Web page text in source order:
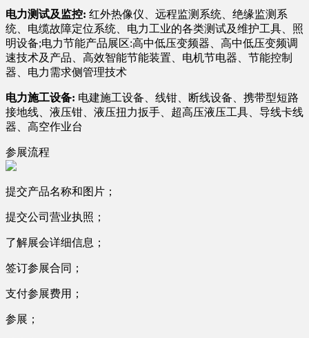
电力测试及监控: 红外热像仪、远程监测系统、绝缘监测系
统、电缆故障定位系统、电力工业的各类测试及维护工具、照
明设备;电力节能产品展区:高中低压变频器、高中低压变频调
速技术及产品、高效智能节能装置、电机节电器、节能控制
器、电力需求侧管理技术
电力施工设备: 电建施工设备、线钳、断线设备、携带型短路
接地线、液压钳、液压扭力扳手、超高压液压工具、导线卡线
器、高空作业台
参展流程
提交产品名称和图片；
提交公司营业执照；
了解展会详细信息；
签订参展合同；
支付参展费用；
参展；